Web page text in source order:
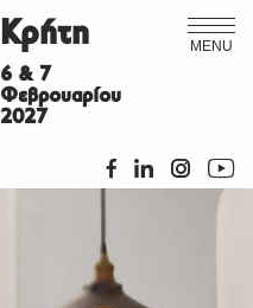
MENU
Κρήτη
6 & 7
Φεβρουαρίου
2027